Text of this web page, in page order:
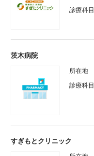
診療科目
茨木病院
所在地
診療科目
すぎもとクリニック